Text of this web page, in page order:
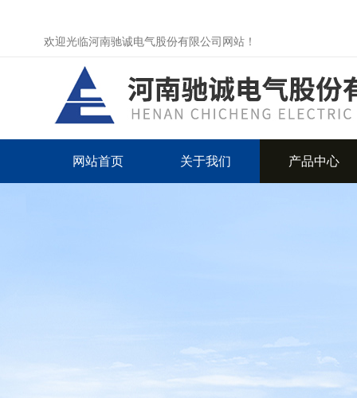
欢迎光临河南驰诚电气股份有限公司网站！
网站首页 关于我们 产品中心